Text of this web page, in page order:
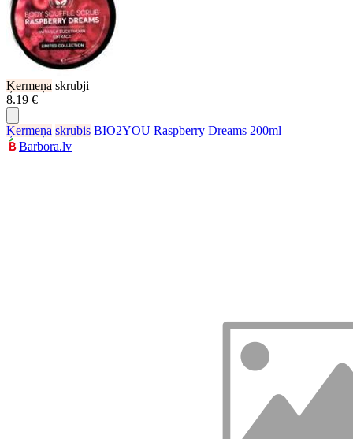
Ķermeņa skrubji
8.19 €
Ķermeņa skrubis BIO2YOU Raspberry Dreams 200ml
Barbora.lv